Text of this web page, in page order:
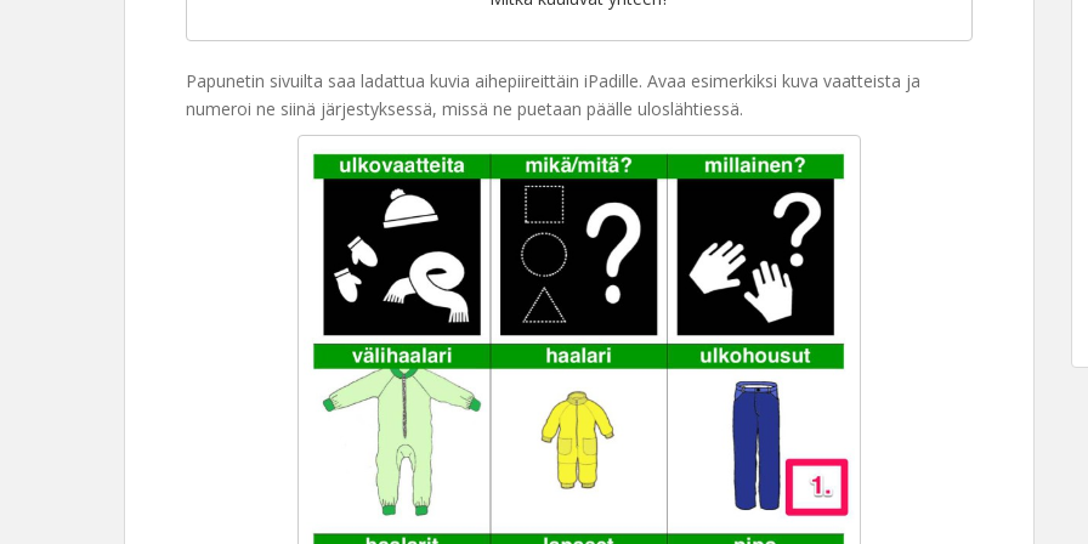
Papunetin sivuilta saa ladattua kuvia aihepiireittäin iPadille. Avaa esimerkiksi kuva vaatteista ja
numeroi ne siinä järjestyksessä, missä ne puetaan päälle uloslähtiessä.